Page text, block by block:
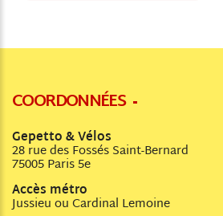
COORDONNÉES
Gepetto & Vélos
28 rue des Fossés Saint-Bernard
75005 Paris 5e
Accès métro
Jussieu ou Cardinal Lemoine